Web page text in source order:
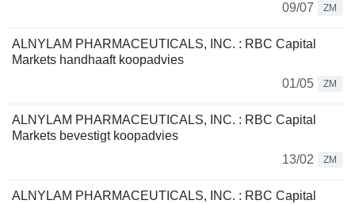
09/07
ZM
ALNYLAM PHARMACEUTICALS, INC. : RBC Capital
Markets handhaaft koopadvies
01/05
ZM
ALNYLAM PHARMACEUTICALS, INC. : RBC Capital
Markets bevestigt koopadvies
13/02
ZM
ALNYLAM PHARMACEUTICALS, INC. : RBC Capital